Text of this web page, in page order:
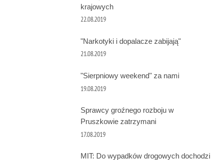
krajowych
22.08.2019
"Narkotyki i dopalacze zabijają"
21.08.2019
"Sierpniowy weekend" za nami
19.08.2019
Sprawcy groźnego rozboju w
Pruszkowie zatrzymani
17.08.2019
MIT: Do wypadków drogowych dochodzi